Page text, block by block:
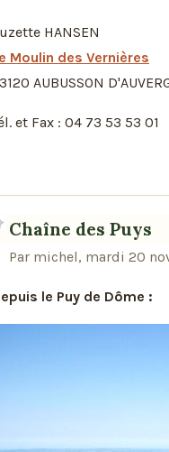
HANSEN
Moulin des Vernières
AUBUSSON
et Fax : 04 73 53 53 01
Chaîne des Puys
Par michel, mardi 20
le Puy de Dôme :